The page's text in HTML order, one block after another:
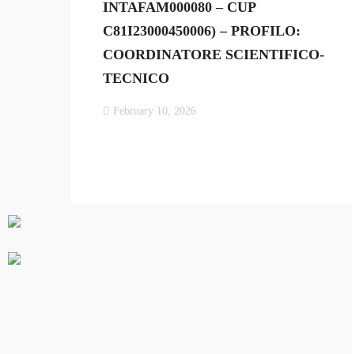
INTAFAM000080 – CUP
C81I23000450006) – PROFILO:
COORDINATORE SCIENTIFICO-
TECNICO
February 10, 2026